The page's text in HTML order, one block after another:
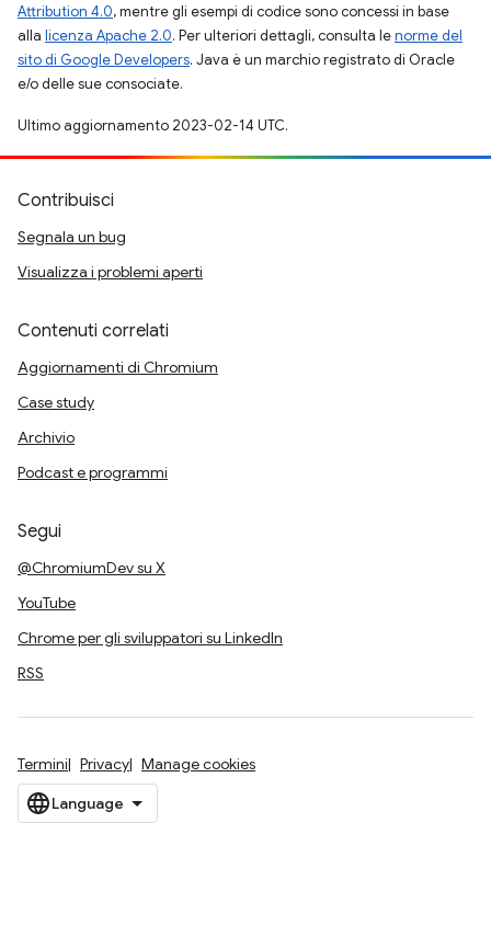
Attribution 4.0, mentre gli esempi di codice sono concessi in base
alla licenza Apache 2.0. Per ulteriori dettagli, consulta lenorme del
sito di Google Developers. Java è un marchio registrato di Oracle
e/o delle sue consociate.
Ultimo aggiornamento 2023-02-14 UTC.
Contribuisci
Segnala un bug
Visualizza i problemi aperti
Contenuti correlati
Aggiornamenti di Chromium
Case study
Archivio
Podcast e programmi
Segui
@ChromiumDev su X
YouTube
Chrome per gli sviluppatori su LinkedIn
RSS
Termini Privacy Manage cookies